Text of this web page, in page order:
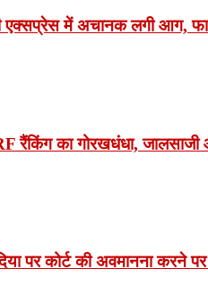
एक्सप्रेस में अचानक लगी आग,
का गोरखधंधा, जालसाजी
पर कोर्ट की अवमानना करने